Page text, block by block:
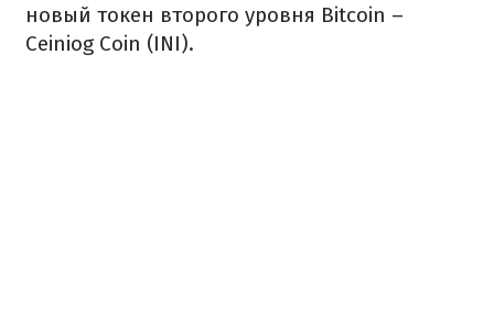
новый токен второго уровня Bitcoin –
Ceiniog Coin (INI).